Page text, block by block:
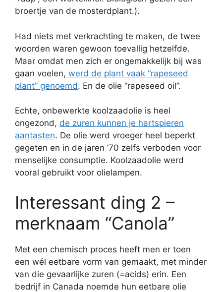
broertje van de mosterdplant.).
Had niets met verkrachting te maken, de twee
woorden waren gewoon toevallig hetzelfde.
Maar omdat men zich er ongemakkelijk bij was
gaan voelen, werd de plant vaak “rapeseed
plant” genoemd. En de olie “rapeseed oil”.
Echte, onbewerkte koolzaadolie is heel
ongezond, de zuren kunnen je hartspieren
aantasten. De olie werd vroeger heel beperkt
gegeten en in de jaren ’70 zelfs verboden voor
menselijke consumptie. Koolzaadolie werd
vooral gebruikt voor olielampen.
Interessant ding 2 –
merknaam “Canola”
Met een chemisch proces heeft men er toen
een wél eetbare vorm van gemaakt, met minder
van die gevaarlijke zuren (=acids) erin. Een
bedrijf in Canada noemde hun eetbare olie